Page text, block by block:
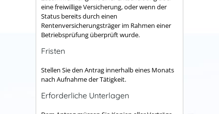
eine freiwillige Versicherung, oder wenn der
Status bereits durch einen
Rentenversicherungsträger im Rahmen einer
Betriebsprüfung überprüft wurde.
Fristen
Stellen Sie den Antrag innerhalb eines Monats
nach Aufnahme der Tätigkeit.
Erforderliche Unterlagen